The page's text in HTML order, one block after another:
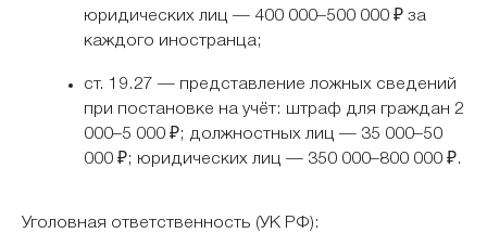
юридических лиц — 400 000–500 000 ₽ за
каждого иностранца;
ст. 19.27 — представление ложных сведений
при постановке на учёт: штраф для граждан 2
000–5 000 ₽; должностных лиц — 35 000–50
000 ₽; юридических лиц — 350 000–800 000 ₽.
Уголовная ответственность (УК РФ):